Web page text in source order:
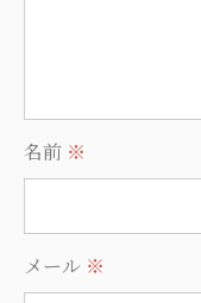
名前 ※
メール ※